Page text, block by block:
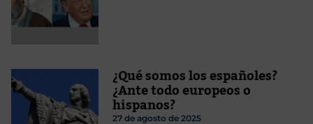
¿Qué somos los españoles?
¿Ante todo europeos o
hispanos?
27 de agosto de 2025